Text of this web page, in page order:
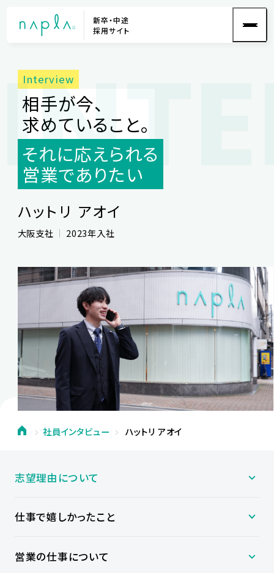
新卒・中途
採用サイト
相手が今、
求めていること。
それに応えられる
営業でありたい
ハットリ アオイ
大阪支社 2023年入社
社員インタビュー ハットリ アオイ
志望理由について
仕事で嬉しかったこと
営業の仕事について